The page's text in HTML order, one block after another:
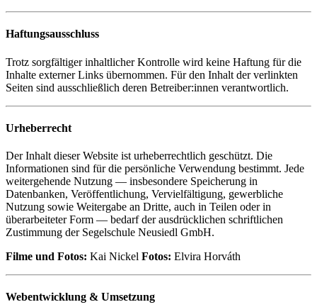
Haftungsausschluss
Trotz sorgfältiger inhaltlicher Kontrolle wird keine Haftung für die
Inhalte externer Links übernommen. Für den Inhalt der verlinkten
Seiten sind ausschließlich deren Betreiber:innen verantwortlich.
Urheberrecht
Der Inhalt dieser Website ist urheberrechtlich geschützt. Die
Informationen sind für die persönliche Verwendung bestimmt. Jede
weitergehende Nutzung — insbesondere Speicherung in
Datenbanken, Veröffentlichung, Vervielfältigung, gewerbliche
Nutzung sowie Weitergabe an Dritte, auch in Teilen oder in
überarbeiteter Form — bedarf der ausdrücklichen schriftlichen
Zustimmung der Segelschule Neusiedl GmbH.
Filme und Fotos: Kai Nickel Fotos: Elvira Horváth
Webentwicklung & Umsetzung